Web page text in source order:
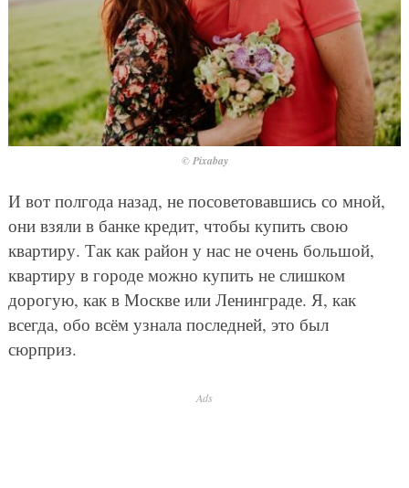
© Pixabay
И вот полгода назад, не посоветовавшись со мной,
они взяли в банке кредит, чтобы купить свою
квартиру. Так как район у нас не очень большой,
квартиру в городе можно купить не слишком
дорогую, как в Москве или Ленинграде. Я, как
всегда, обо всём узнала последней, это был
сюрприз.
Ads